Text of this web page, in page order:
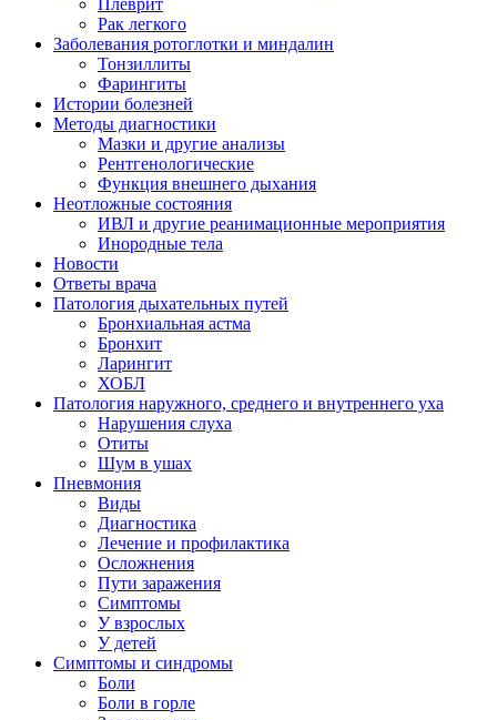
Плеврит
Рак легкого
Заболевания ротоглотки и миндалин
Тонзиллиты
Фарингиты
Истории болезней
Методы диагностики
Мазки и другие анализы
Рентгенологические
Функция внешнего дыхания
Неотложные состояния
ИВЛ и другие реанимационные мероприятия
Инородные тела
Новости
Ответы врача
Патология дыхательных путей
Бронхиальная астма
Бронхит
Ларингит
ХОБЛ
Патология наружного, среднего и внутреннего уха
Нарушения слуха
Отиты
Шум в ушах
Пневмония
Виды
Диагностика
Лечение и профилактика
Осложнения
Пути заражения
Симптомы
У взрослых
У детей
Симптомы и синдромы
Боли
Боли в горле